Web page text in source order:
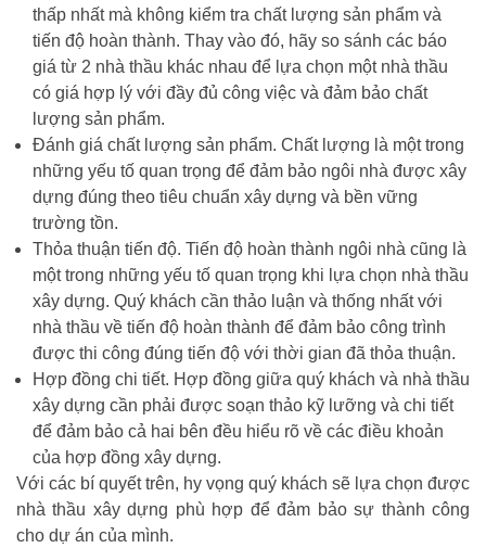
thấp nhất mà không kiểm tra chất lượng sản phẩm và
tiến độ hoàn thành. Thay vào đó, hãy so sánh các báo
giá từ 2 nhà thầu khác nhau để lựa chọn một nhà thầu
có giá hợp lý với đầy đủ công việc và đảm bảo chất
lượng sản phẩm.
Đánh giá chất lượng sản phẩm. Chất lượng là một trong
những yếu tố quan trọng để đảm bảo ngôi nhà được xây
dựng đúng theo tiêu chuẩn xây dựng và bền vững
trường tồn.
Thỏa thuận tiến độ. Tiến độ hoàn thành ngôi nhà cũng là
một trong những yếu tố quan trọng khi lựa chọn nhà thầu
xây dựng. Quý khách cần thảo luận và thống nhất với
nhà thầu về tiến độ hoàn thành để đảm bảo công trình
được thi công đúng tiến độ với thời gian đã thỏa thuận.
Hợp đồng chi tiết. Hợp đồng giữa quý khách và nhà thầu
xây dựng cần phải được soạn thảo kỹ lưỡng và chi tiết
để đảm bảo cả hai bên đều hiểu rõ về các điều khoản
của hợp đồng xây dựng.
Với các bí quyết trên, hy vọng quý khách sẽ lựa chọn được
nhà thầu xây dựng phù hợp để đảm bảo sự thành công
cho dự án của mình.